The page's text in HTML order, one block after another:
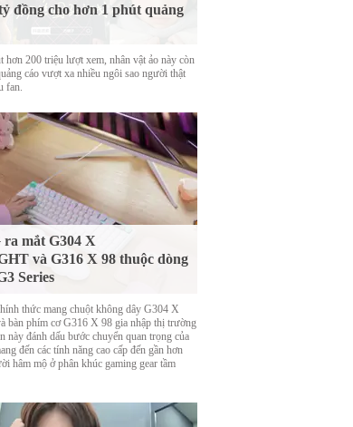
đồng cho hơn 1 phút quảng
hơn 200 triệu lượt xem, nhân vật ảo này còn
cáo vượt xa nhiều ngôi sao người thật
fan.
ra mắt G304 X
và G316 X 98 thuộc dòng
Series
thức mang chuột không dây G304 X
bàn phím cơ G316 X 98 gia nhập thị trường
này đánh dấu bước chuyển quan trọng của
đến các tính năng cao cấp đến gần hơn
hâm mộ ở phân khúc gaming gear tầm